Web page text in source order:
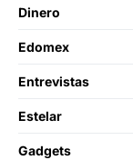
Dinero
Edomex
Entrevistas
Estelar
Gadgets